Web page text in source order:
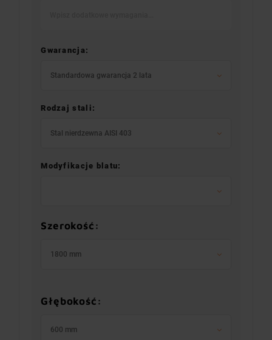
Gwarancja:
Standardowa gwarancja 2 lata
Rodzaj stali:
Stal nierdzewna AISI 403
Modyfikacje blatu:
Szerokość:
1800 mm
Głębokość:
600 mm